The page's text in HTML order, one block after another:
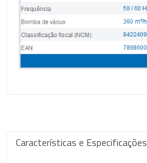
Características e Especificações